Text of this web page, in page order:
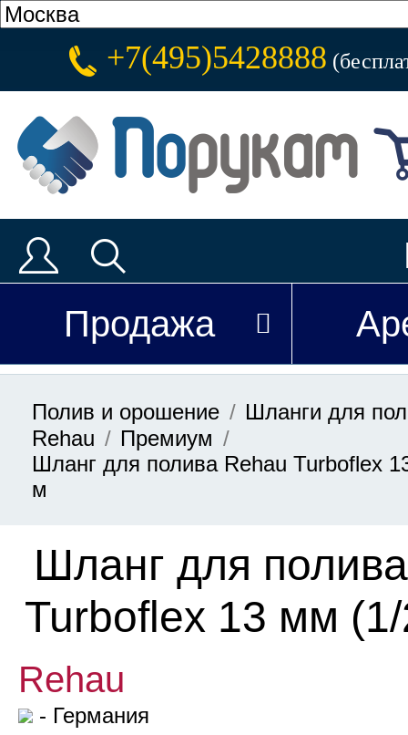
+7(495)5428888
Продажа
Полив и орошение
Шланги для
Rehau
Премиум
Шланг для полива Rehau Turboflex
м
Шланг для
Turboflex 13 мм
Rehau
- Германия